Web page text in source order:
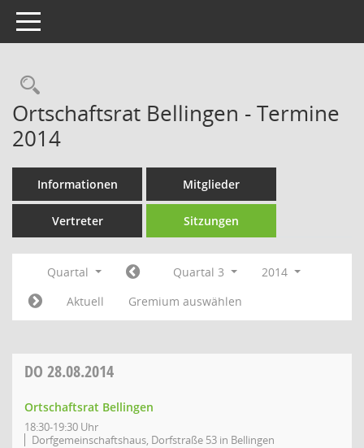
Toggle navigation
Rechercheauswahl
Ortschaftsrat Bellingen - Termine
2014
Informationen Mitglieder
Vertreter Sitzungen
Quartal Quartal 3
2014
Aktuell
Gremium auswählen
DO 28.08.2014
Ortschaftsrat Bellingen
18:30-19:30 Uhr
Dorfgemeinschaftshaus, Dorfstraße 53 in Bellingen